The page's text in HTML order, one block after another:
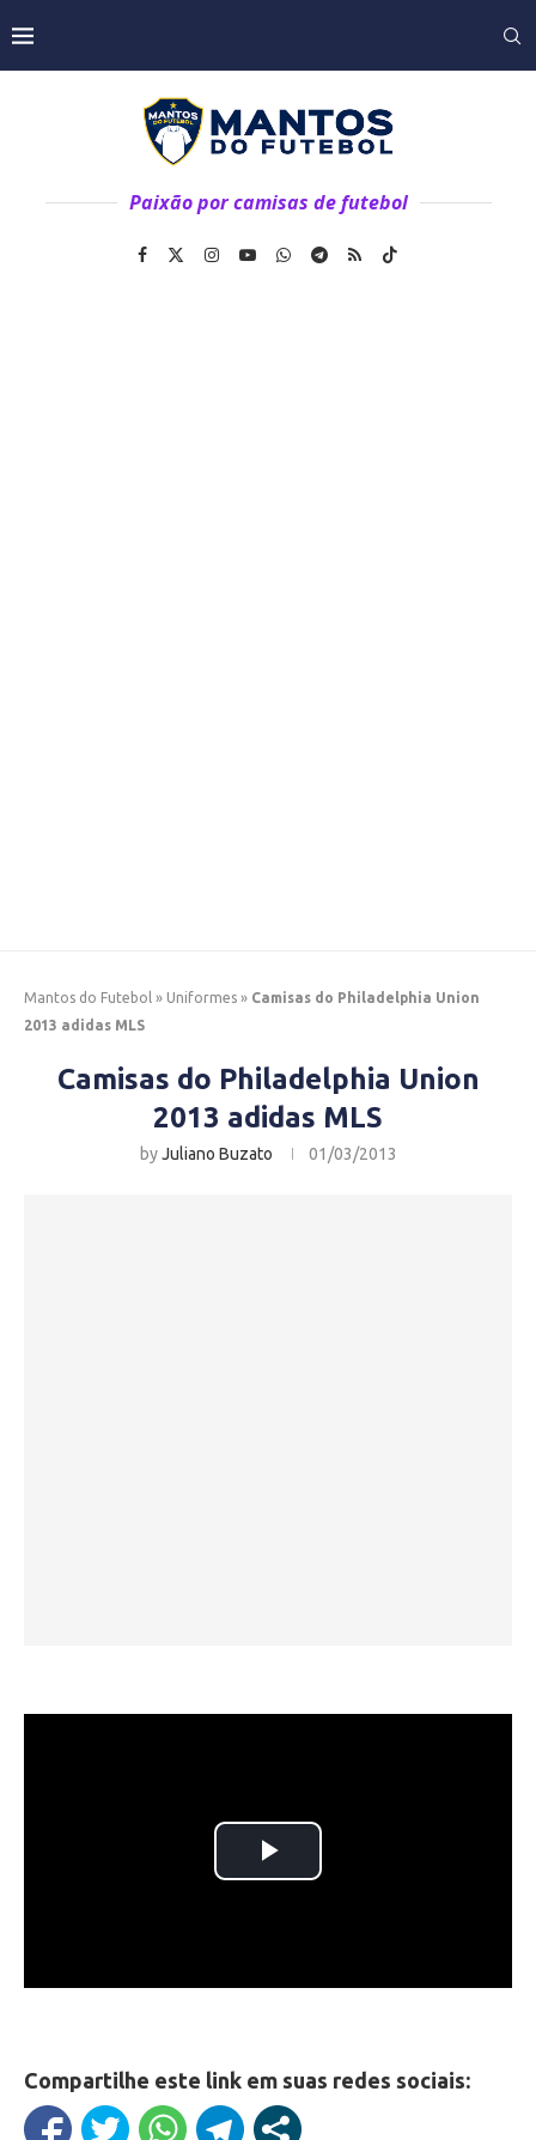
Paixão por camisas de futebol
Mantos do Futebol » Uniformes » Camisas do Philadelphia Union
2013 adidas MLS
Camisas do Philadelphia Union
2013 adidas MLS
byJuliano Buzato 01/03/2013
Compartilhe este link em suas redes sociais: